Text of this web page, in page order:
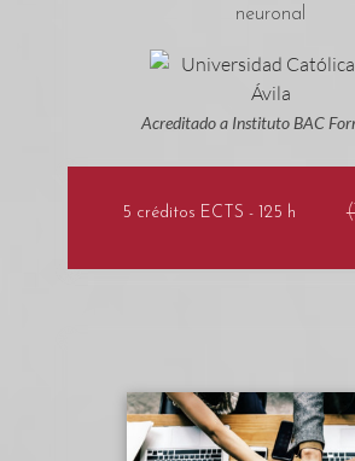
neuronal
Acreditado a Instituto BAC
5 créditos ECTS - 125 h